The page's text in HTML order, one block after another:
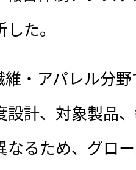
た。
・アパレル分
設計、対象製品
なるため、グロ